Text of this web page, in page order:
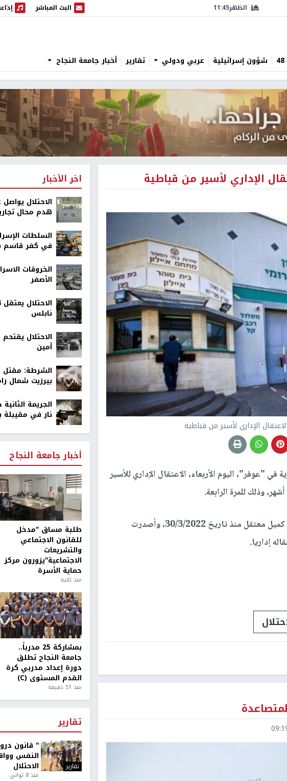
الظهر11:45 البث المباشر
البث المباشر إذاعة
شؤون إسرائيلية عربي ودولي تقارير أخبار جامعة النجاح
الإداري لأسير من قباطية
الإداري لأسير من قباطية
"عوفر"، اليوم الأربعاء، الاعتقال الإداري للأسير
وأفاد منتصر سمور مدير نادي الأسير في جنين ، أن الأسير كميل معتقل منذ تاريخ 30/3/2022، وأصدرت
اخر الأخبار
الاحتلال
هدم محال
السلطات
في كفر قاسم
الخروقات
الأصفر
نابلس
الاحتلال
أمين
بيرزيت شمال
الجريمة
نار في مقيبلة
أخبار جامعة النجاح
طلبة مساق "مدخل
للقانون الاجتماعي
والتشريعات
الاجتماعية"يزورون مركز
حماية الأسرة
منذ ثانية
بمشاركة 25 مدرباً..
جامعة النجاح تطلق
دورة إعداد مدربي كرة
القدم المستوى (C)
منذ 51 دقيقة
تقارير
تقارير
" قانون
النفس
الاحتلال
منذ 8 ثواني